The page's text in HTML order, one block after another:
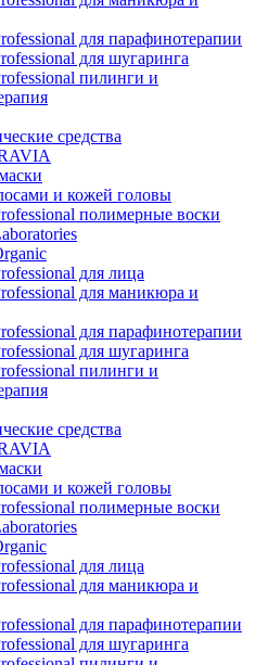
для парафинотерапии
для шугаринга
пилинги и
средства
и кожей головы
полимерные воски
для лица
для маникюра и
для парафинотерапии
для шугаринга
пилинги и
средства
и кожей головы
полимерные воски
для лица
для маникюра и
для парафинотерапии
для шугаринга